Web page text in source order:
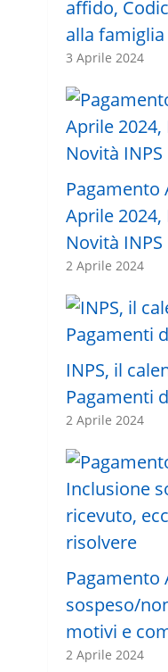
affido,
alla
3 Aprile 2024
Pagamento
Aprile
Novità INPS
2 Aprile 2024
INPS, il
Pagamenti
2 Aprile 2024
Pagamento
sospeso/
motivi e
2 Aprile 2024